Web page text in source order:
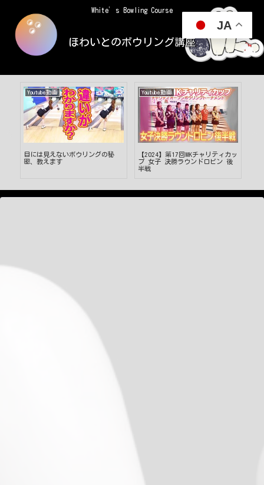
White’s Bowling Course
ほわいとのボウリング講座
Youtube動画
目には見えないボウリングの秘
密、教えます
Youtube動画
【2024】第17回MKチャリティカッ
プ 女子 決勝ラウンドロビン 後
半戦
JA